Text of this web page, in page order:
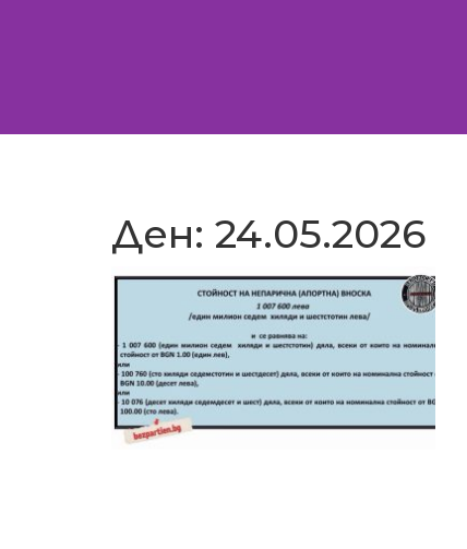
Ден: 24.05.2026